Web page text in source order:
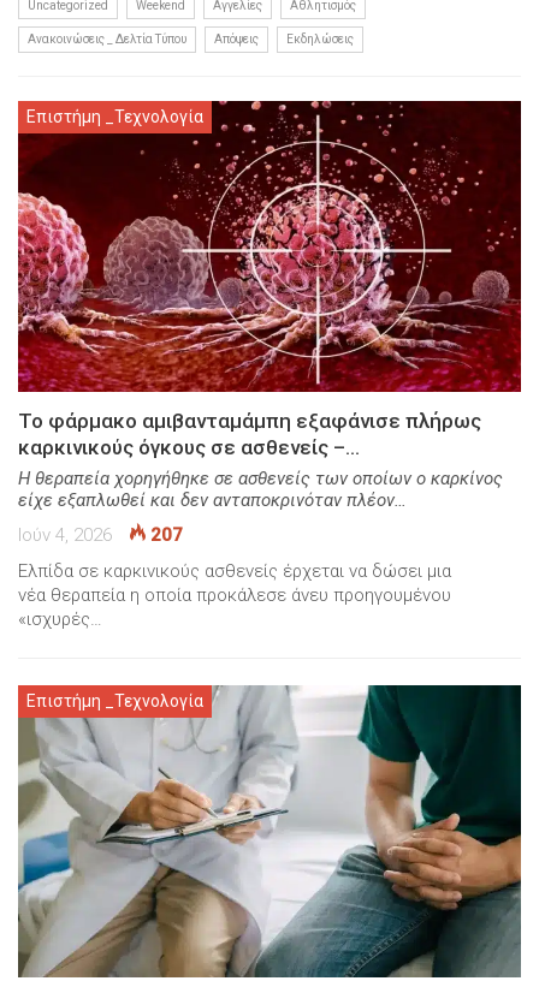
Uncategorized Weekend Αγγελίες Αθλητισμός
Ανακοινώσεις _ Δελτία Τύπου Απόψεις Εκδηλώσεις
Επιστήμη _Τεχνολογία
Το φάρμακο αμιβανταμάμπη εξαφάνισε πλήρως
καρκινικούς όγκους σε ασθενείς –…
Η θεραπεία χορηγήθηκε σε ασθενείς των οποίων ο καρκίνος
είχε εξαπλωθεί και δεν ανταποκρινόταν πλέον…
Ιούν 4, 2026
207
Ελπίδα σε καρκινικούς ασθενείς έρχεται να δώσει μια
νέα θεραπεία η οποία προκάλεσε άνευ προηγουμένου
«ισχυρές…
Επιστήμη _Τεχνολογία